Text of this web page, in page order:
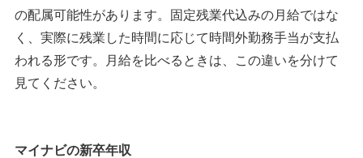
の配属可能性があります。固定残業代込みの月給ではな
く、実際に残業した時間に応じて時間外勤務手当が支払
われる形です。月給を比べるときは、この違いを分けて
見てください。
マイナビの新卒年収